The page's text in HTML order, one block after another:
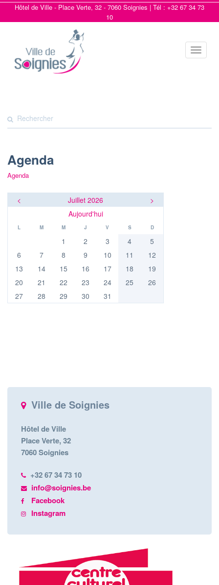
Hôtel de Ville - Place Verte, 32 - 7060 Soignies | Tél : +32 67 34 73
10
Toggle
Agenda
Agenda
< Juillet 2026
>
Aujourd'hui
L M M J V S D
1 2 3 4
5
6
7 8 9 10 11
12
13
14 15 16 17 18
19
20
21 22 23 24 25
26
27
28 29 30 31
Ville de Soignies
Hôtel de Ville
Place Verte, 32
7060 Soignies
+32 67 34 73 10
info@soignies.be
Facebook
Instagram